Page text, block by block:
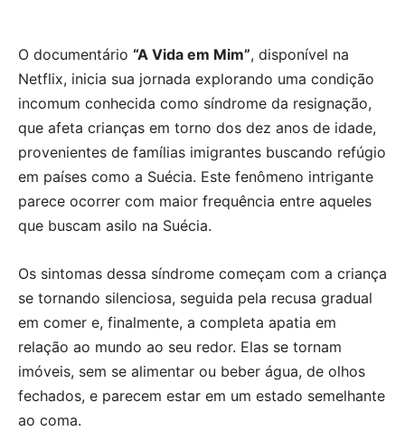
O documentário “A Vida em Mim”, disponível na
Netflix, inicia sua jornada explorando uma condição
incomum conhecida como síndrome da resignação,
que afeta crianças em torno dos dez anos de idade,
provenientes de famílias imigrantes buscando refúgio
em países como a Suécia. Este fenômeno intrigante
parece ocorrer com maior frequência entre aqueles
que buscam asilo na Suécia.
Os sintomas dessa síndrome começam com a criança
se tornando silenciosa, seguida pela recusa gradual
em comer e, finalmente, a completa apatia em
relação ao mundo ao seu redor. Elas se tornam
imóveis, sem se alimentar ou beber água, de olhos
fechados, e parecem estar em um estado semelhante
ao coma.